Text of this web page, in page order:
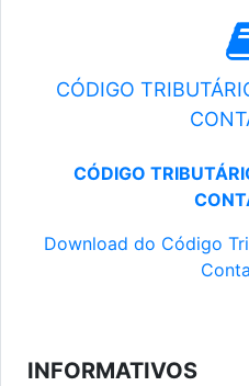
CÓDIGO
CÓDIGO
Download do Código
INFORMATIVOS